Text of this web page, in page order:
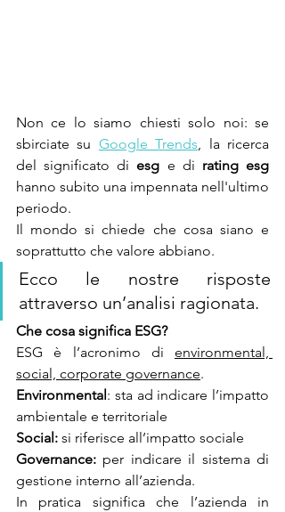
Non ce lo siamo chiesti solo noi: se
sbirciate su Google Trends, la ricerca
del significato di esg e di rating esg
hanno subito una impennata nell'ultimo
periodo.
Il mondo si chiede che cosa siano e
soprattutto che valore abbiano.
Ecco le nostre risposte
attraverso un’analisi ragionata.
Che cosa significa ESG?
ESG è l’acronimo di environmental,
social, corporate governance.
Environmental : sta ad indicare l’impatto
ambientale e territoriale
Social: si riferisce all’impatto sociale
Governance: per indicare il sistema di
gestione interno all’azienda.
In pratica significa che l’azienda in